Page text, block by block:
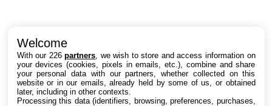
Intéressant ? Partagez !
Welcome
With our 226partners , we wish to store and access information on
your devices (cookies, pixels in emails, etc.), combine and share
your personal data with our partners, whether collected on this
website or in our emails, already held by some of us, or obtained
later, including in other contexts.
Processing this data (identifiers, browsing, preferences, purchases,